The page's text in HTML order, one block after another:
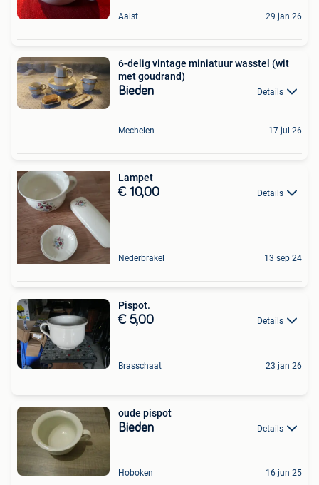
Aalst 29 jan 26
6-delig vintage miniatuur wasstel (wit
met goudrand)
Bieden Details
Mechelen 17 jul 26
Lampet
€ 10,00 Details
Nederbrakel 13 sep 24
Pispot.
€ 5,00 Details
Brasschaat 23 jan 26
oude pispot
Bieden Details
Hoboken 16 jun 25